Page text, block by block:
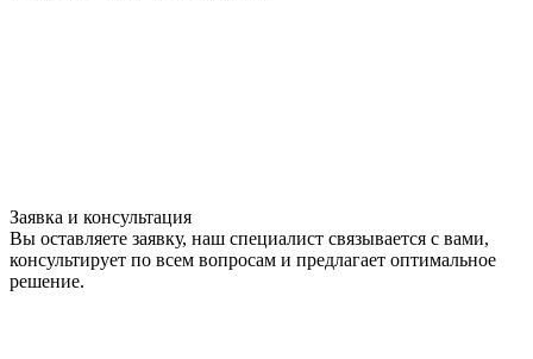
Заявка и консультация
Вы оставляете заявку, наш специалист связывается с вами,
консультирует по всем вопросам и предлагает оптимальное
решение.